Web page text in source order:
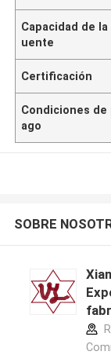
Capacidad de la
uente
Certificación
Condiciones de
ago
SOBRE